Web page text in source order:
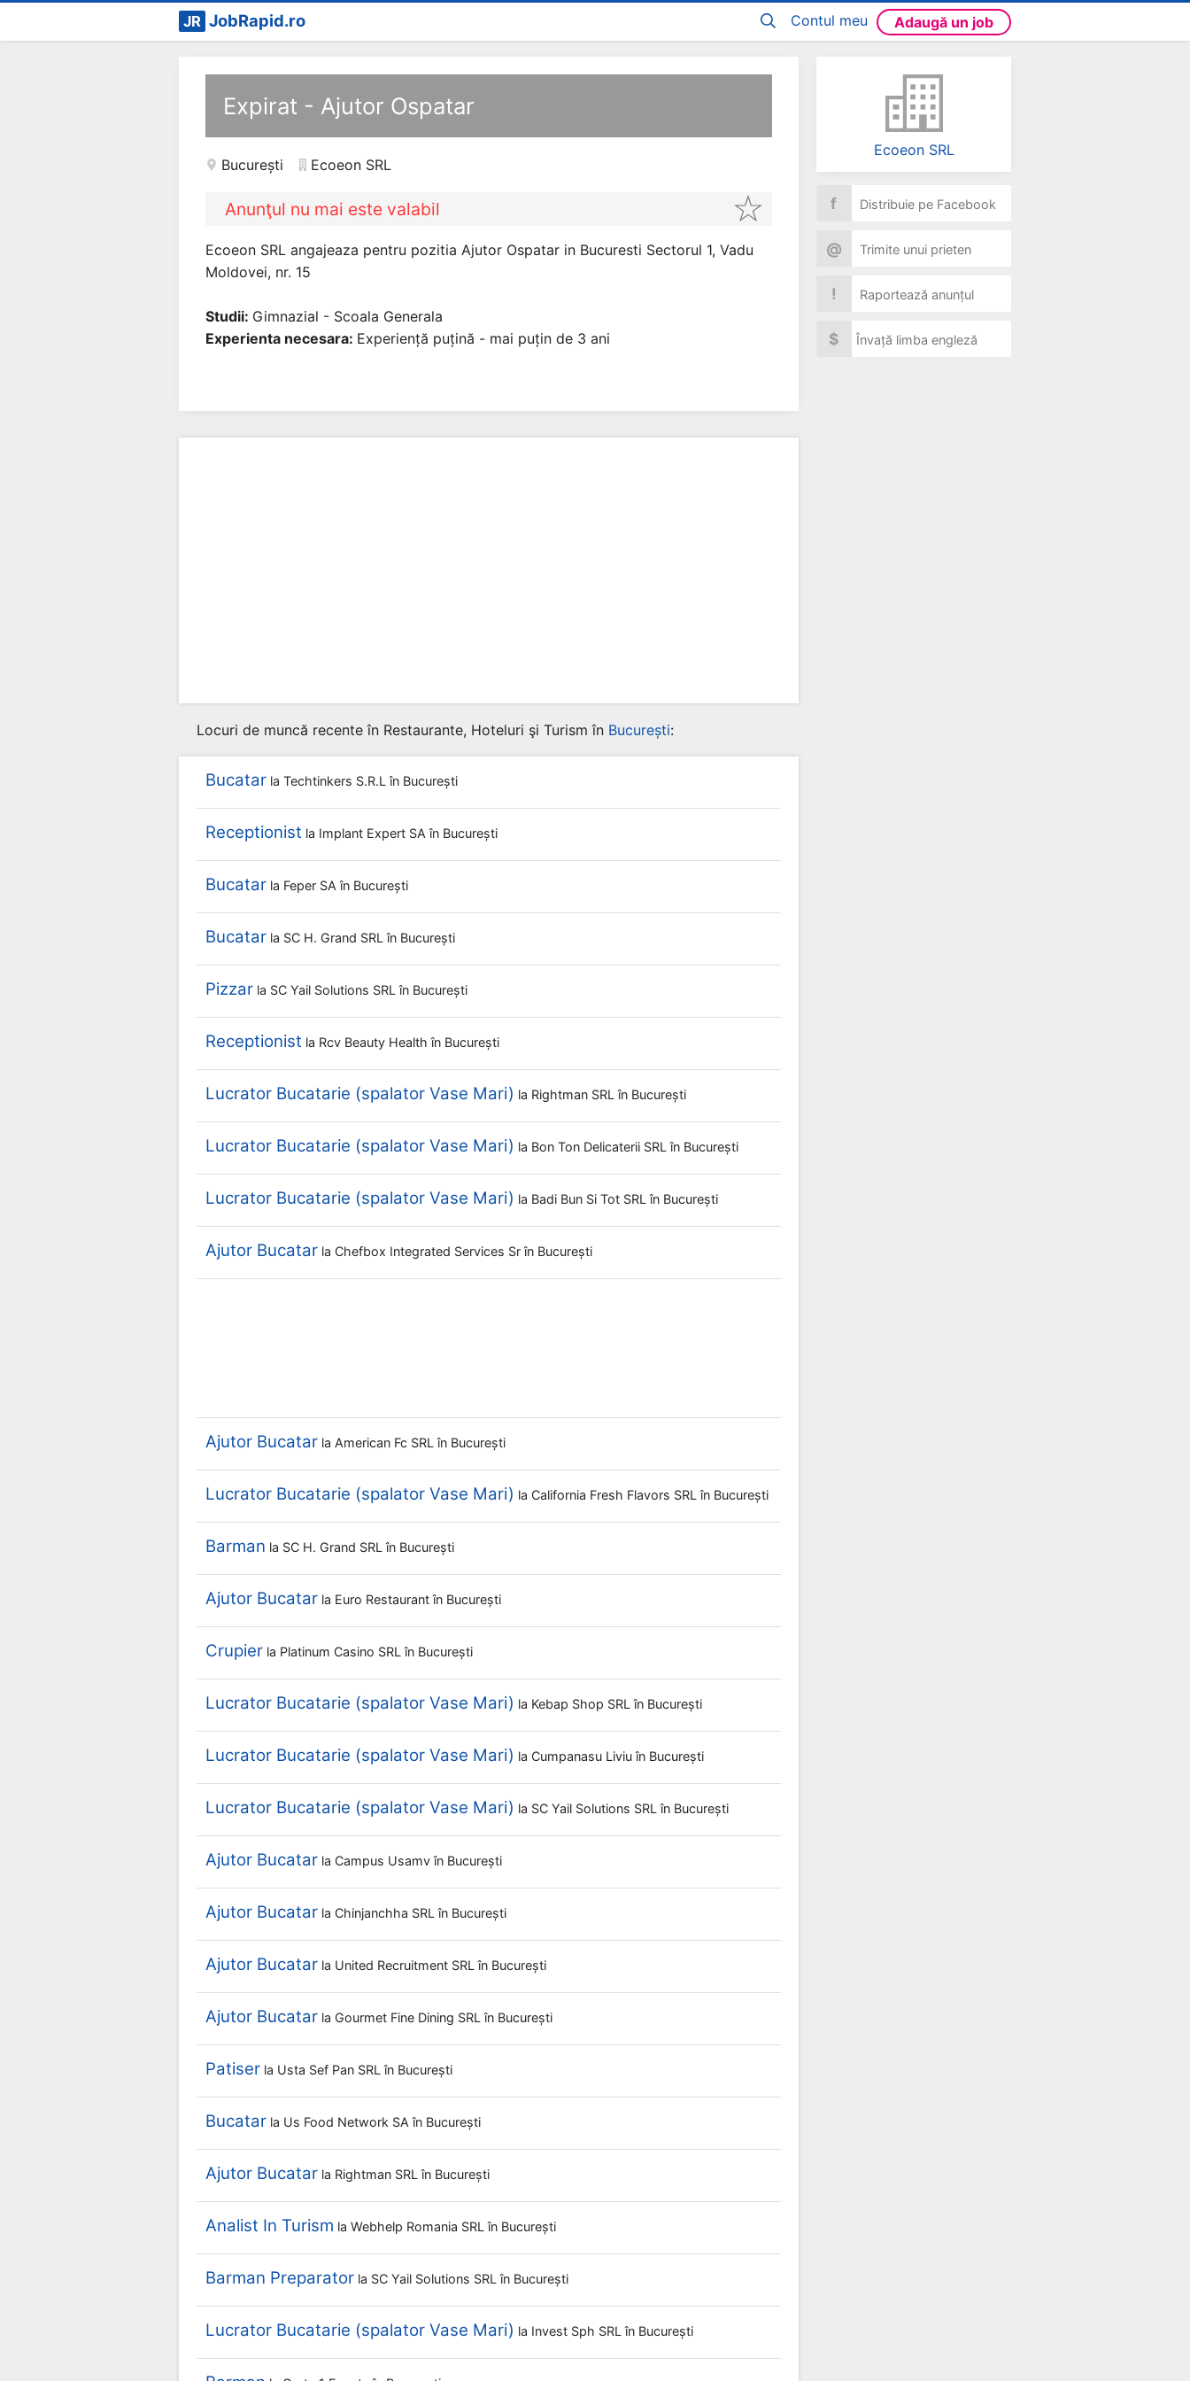
Contul meu Adaugă un job
JR JobRapid.ro
Expirat - Ajutor Ospatar
București Ecoeon SRL
Anunţul nu mai este valabil
Ecoeon SRL angajeaza pentru pozitia Ajutor Ospatar in Bucuresti Sectorul 1, Vadu
Moldovei, nr. 15
Studii: Gimnazial - Scoala Generala
Experienta necesara: Experiență puțină - mai puțin de 3 ani
Ecoeon SRL
f Distribuie pe Facebook
@ Trimite unui prieten
! Raportează anunțul
$ Învață limba engleză
Locuri de muncă recente în Restaurante, Hoteluri şi Turism în București:
Bucatar la Techtinkers S.r.l în București
Receptionist la Implant Expert SA în București
Bucatar la Feper SA în București
Bucatar la SC H. Grand SRL în București
Pizzar la SC Yail Solutions SRL în București
Receptionist la Rcv Beauty Health în București
Lucrator Bucatarie (spalator Vase Mari) la Rightman SRL în București
Lucrator Bucatarie (spalator Vase Mari) la Bon Ton Delicaterii SRL în București
Lucrator Bucatarie (spalator Vase Mari) la Badi Bun Si Tot SRL în București
Ajutor Bucatar la Chefbox Integrated Services Sr în București
Ajutor Bucatar la American Fc SRL în București
Lucrator Bucatarie (spalator Vase Mari) la California Fresh Flavors SRL în București
Barman la SC H. Grand SRL în București
Ajutor Bucatar la Euro Restaurant în București
Crupier la Platinum Casino SRL în București
Lucrator Bucatarie (spalator Vase Mari) la Kebap Shop SRL în București
Lucrator Bucatarie (spalator Vase Mari) la Cumpanasu Liviu în București
Lucrator Bucatarie (spalator Vase Mari) la SC Yail Solutions SRL în București
Ajutor Bucatar la Campus Usamv în București
Ajutor Bucatar la Chinjanchha SRL în București
Ajutor Bucatar la United Recruitment SRL în București
Ajutor Bucatar la Gourmet Fine Dining SRL în București
Patiser la Usta Sef Pan SRL în București
Bucatar la Us Food Network SA în București
Ajutor Bucatar la Rightman SRL în București
Analist In Turism la Webhelp Romania SRL în București
Barman Preparator la SC Yail Solutions SRL în București
Lucrator Bucatarie (spalator Vase Mari) la Invest Sph SRL în București